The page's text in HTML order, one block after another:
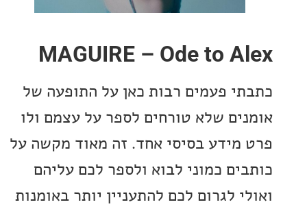
MAGUIRE – Ode to
פעמים רבות כאן על התופעה של
שלא טורחים לספר על עצמם ולו
בסיסי אחד. זה מאוד מקשה על
כמוני לבוא ולספר לכם עליהם
לגרום לכם להתעניין יותר באומנות